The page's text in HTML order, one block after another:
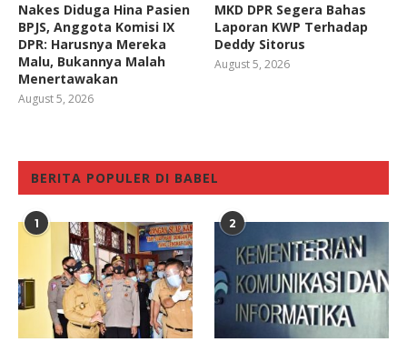
Nakes Diduga Hina Pasien
BPJS, Anggota Komisi IX
DPR: Harusnya Mereka
Malu, Bukannya Malah
Menertawakan
August 5, 2026
MKD DPR Segera Bahas
Laporan KWP Terhadap
Deddy Sitorus
August 5, 2026
BERITA POPULER DI BABEL
1 2